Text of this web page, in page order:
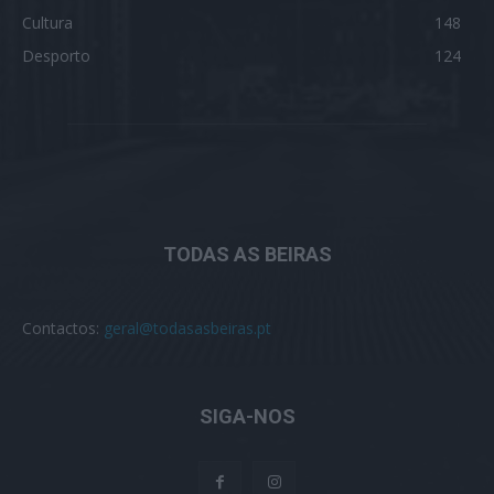
Cultura
148
Desporto
124
TODAS AS BEIRAS
Contactos: geral@todasasbeiras.pt
SIGA-NOS